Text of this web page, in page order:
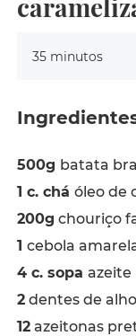
35 minutos
500g batata
1 c. chá óleo de
200g chouriço
1 cebola
4 c. sopa azeite
2dentes de
12azeitonas